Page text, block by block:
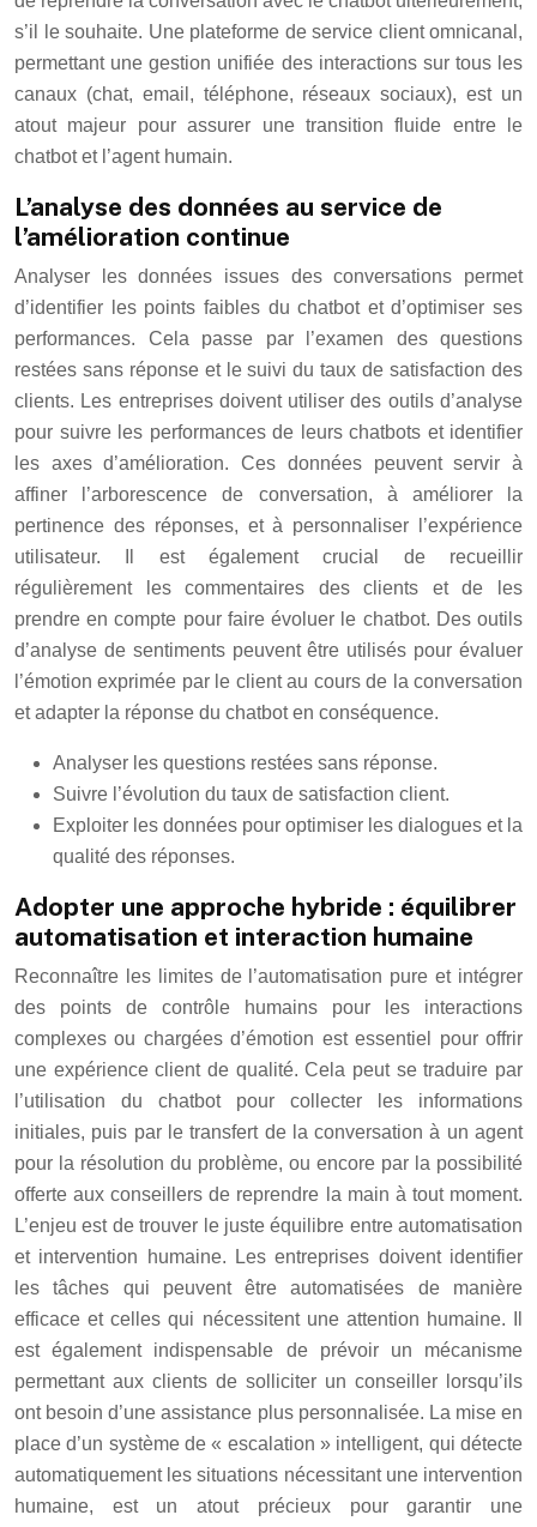
s’il le souhaite. Une plateforme de service client omnicanal,
permettant une gestion unifiée des interactions sur tous les
canaux (chat, email, téléphone, réseaux sociaux), est un
atout majeur pour assurer une transition fluide entre le
chatbot et l’agent humain.
L’analyse des données au service de
l’amélioration continue
Analyser les données issues des conversations permet
d’identifier les points faibles du chatbot et d’optimiser ses
performances. Cela passe par l’examen des questions
restées sans réponse et le suivi du taux de satisfaction des
clients. Les entreprises doivent utiliser des outils d’analyse
pour suivre les performances de leurs chatbots et identifier
les axes d’amélioration. Ces données peuvent servir à
affiner l’arborescence de conversation, à améliorer la
pertinence des réponses, et à personnaliser l’expérience
utilisateur. Il est également crucial de recueillir
régulièrement les commentaires des clients et de les
prendre en compte pour faire évoluer le chatbot. Des outils
d’analyse de sentiments peuvent être utilisés pour évaluer
l’émotion exprimée par le client au cours de la conversation
et adapter la réponse du chatbot en conséquence.
Analyser les questions restées sans réponse.
Suivre l’évolution du taux de satisfaction client.
Exploiter les données pour optimiser les dialogues et la
qualité des réponses.
Adopter une approche hybride : équilibrer
automatisation et interaction humaine
Reconnaître les limites de l’automatisation pure et intégrer
des points de contrôle humains pour les interactions
complexes ou chargées d’émotion est essentiel pour offrir
une expérience client de qualité. Cela peut se traduire par
l’utilisation du chatbot pour collecter les informations
initiales, puis par le transfert de la conversation à un agent
pour la résolution du problème, ou encore par la possibilité
offerte aux conseillers de reprendre la main à tout moment.
L’enjeu est de trouver le juste équilibre entre automatisation
et intervention humaine. Les entreprises doivent identifier
les tâches qui peuvent être automatisées de manière
efficace et celles qui nécessitent une attention humaine. Il
est également indispensable de prévoir un mécanisme
permettant aux clients de solliciter un conseiller lorsqu’ils
ont besoin d’une assistance plus personnalisée. La mise en
place d’un système de « escalation » intelligent, qui détecte
automatiquement les situations nécessitant une intervention
humaine, est un atout précieux pour garantir une